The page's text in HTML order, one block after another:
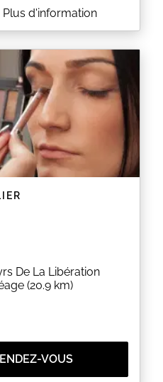
au 940 route de
desthétique et de bien-
et soins du corps,
à la cire ou
PLUS
Plus d'information
De La Libération
(20.9 km)
VOUS